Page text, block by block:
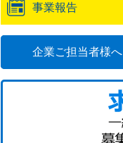
事業報告
企業ご担当者様へ